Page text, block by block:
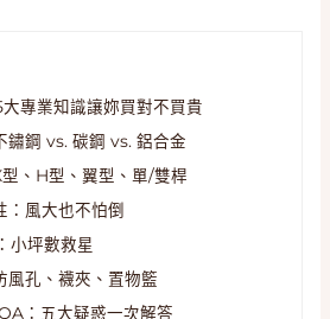
專業知識讓妳買對不買貴
鏽鋼 vs. 碳鋼 vs. 鋁合金
、H型、翼型、單/雙桿
：風大也不怕倒
小坪數救星
風孔、襪夾、置物籃
：五大疑惑一次解答